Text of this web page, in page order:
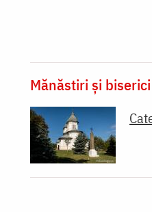
Mănăstiri și biserici